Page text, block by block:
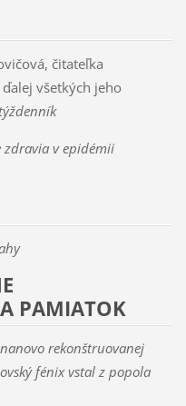
čitateľka
všetkých jeho
zdravia v epidémii
PAMIATOK
rekonštruovanej
fénix vstal z popola